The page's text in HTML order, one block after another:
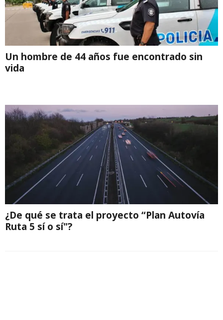
Un hombre de 44 años fue encontrado sin
vida
¿De qué se trata el proyecto “Plan Autovía
Ruta 5 sí o sí"?